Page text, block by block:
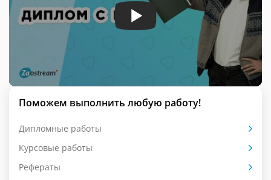
Поможем выполнить любую работу!
Дипломные работы
Курсовые работы
Рефераты